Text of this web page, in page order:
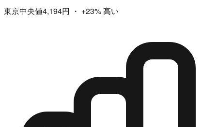
東京中央値4,194円 ・ +23%高い